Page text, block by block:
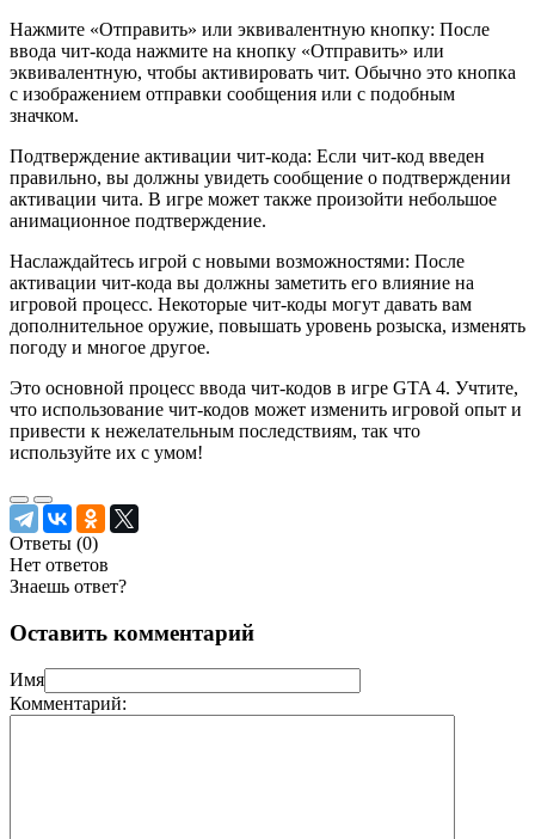
Нажмите «Отправить» или эквивалентную кнопку: После
ввода чит-кода нажмите на кнопку «Отправить» или
эквивалентную, чтобы активировать чит. Обычно это кнопка
с изображением отправки сообщения или с подобным
значком.
Подтверждение активации чит-кода: Если чит-код введен
правильно, вы должны увидеть сообщение о подтверждении
активации чита. В игре может также произойти небольшое
анимационное подтверждение.
Наслаждайтесь игрой с новыми возможностями: После
активации чит-кода вы должны заметить его влияние на
игровой процесс. Некоторые чит-коды могут давать вам
дополнительное оружие, повышать уровень розыска, изменять
погоду и многое другое.
Это основной процесс ввода чит-кодов в игре GTA 4. Учтите,
что использование чит-кодов может изменить игровой опыт и
привести к нежелательным последствиям, так что
используйте их с умом!
Ответы (0)
Нет ответов
Знаешь ответ?
Оставить комментарий
Имя
Комментарий: